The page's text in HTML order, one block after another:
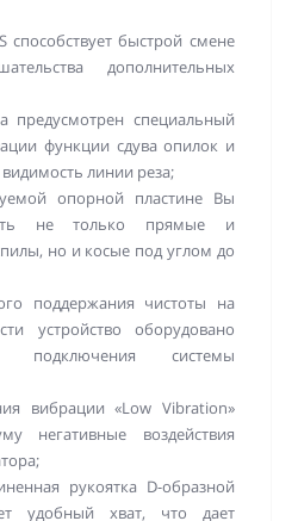
способствует быстрой смене
дополнительных
предусмотрен специальный
функции сдува опилок и
линии реза;
опорной пластине Вы
не только прямые и
но и косые под углом до
поддержания чистоты на
устройство оборудовано
подключения системы
вибрации «Low Vibration»
негативные воздействия
рукоятка D-образной
удобный хват, что дает